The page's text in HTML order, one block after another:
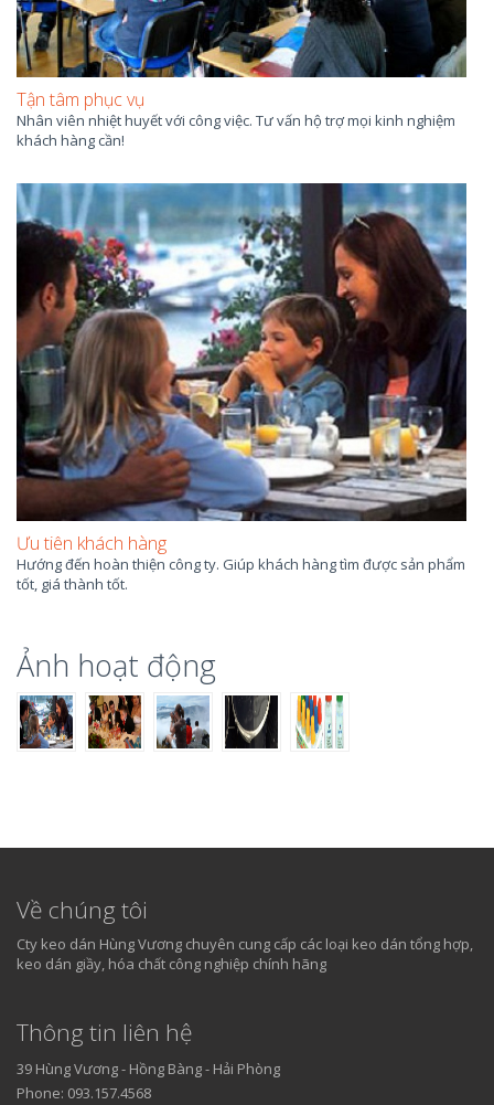
Tận tâm phục vụ
Nhân viên nhiệt huyết với công việc. Tư vấn hộ trợ mọi kinh nghiệm
khách hàng cần!
Ưu tiên khách hàng
Hướng đến hoàn thiện công ty. Giúp khách hàng tìm được sản phẩm
tốt, giá thành tốt.
Ảnh hoạt động
Về chúng tôi
Cty keo dán Hùng Vương chuyên cung cấp các loại keo dán tổng hợp,
keo dán giầy, hóa chất công nghiệp chính hãng
Thông tin liên hệ
39 Hùng Vương - Hồng Bàng - Hải Phòng
Phone: 093.157.4568